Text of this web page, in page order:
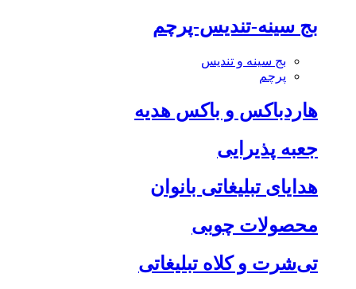
بج سینه-تندیس-پرچم
بج سینه و تندیس
پرچم
هاردباکس و باکس هدیه
جعبه پذیرایی
هدایای تبلیغاتی بانوان
محصولات چوبی
تی‌شرت و کلاه تبلیغاتی